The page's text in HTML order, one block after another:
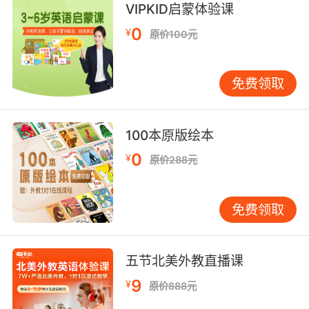
delivery n. 传送，投递;[法]（正式）交付;分娩;
讲演;
discovery n. 发现，发觉;（剧情的）发展;被发现
的事物;[法]显示证据;
every det. 每个;每;所有可能的;充足的;
knavery n. 流氓行为;
livery n. 制服;侍从，仆从;人的口粮; adj. 有肝病
征状的;
proslavery n. <美>支持奴隶制度;
recovery n. 恢复，复原;重获;痊愈;矫正;
shivery adj. （指人因寒冷、发烧或害怕而）颤
抖的，发抖的;
silvery adj. 银色的;清脆的;银铃般的;银白;
slavery n. 奴隶身份;奴隶制度;苦役，奴隶般的劳
动;奴役，束缚，屈从，耽迷（酒色等）;
thievery n. 偷窃，<古>赃物;
VIPKID启蒙体验课
¥0 原价100元
免费领取
100本原版绘本
¥0 原价288元
免费领取
五节北美外教直播课
¥9 原价888元